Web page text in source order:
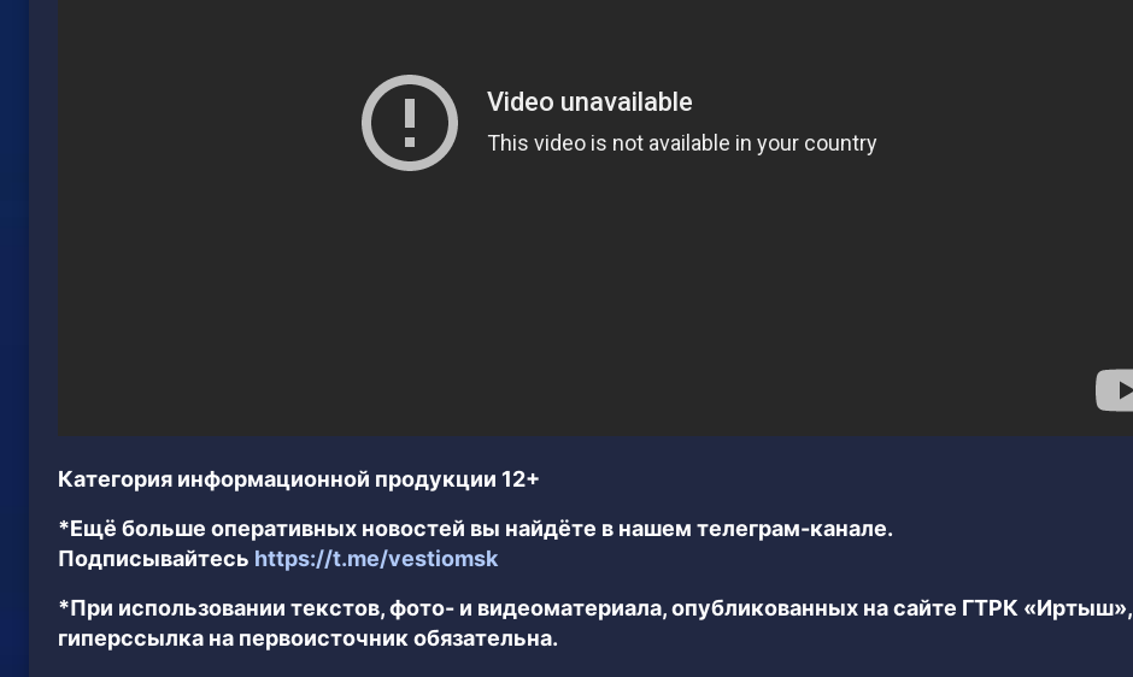
Категория информационной продукции 12+
*Ещё больше оперативных новостей вы найдёте в нашем телеграм-канале.
Подписывайтесь https://t.me/vestiomsk
*При использовании текстов, фото- и видеоматериала, опубликованных на сайте ГТРК «Иртыш»,
гиперссылка на первоисточник обязательна.